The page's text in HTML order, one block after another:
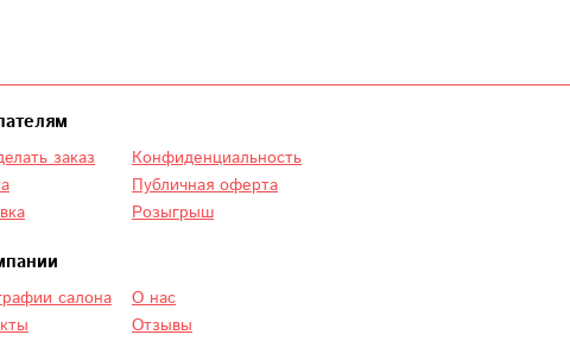
заказ
Конфиденциальность
Публичная оферта
Розыгрыш
салона
О нас
Отзывы